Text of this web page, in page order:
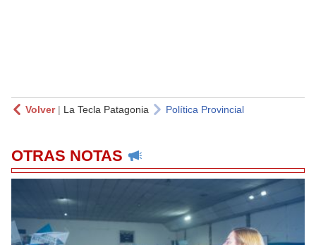
Volver| La Tecla Patagonia Política Provincial
OTRAS NOTAS